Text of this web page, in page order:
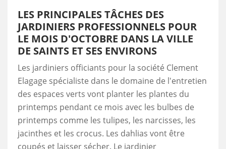
LES PRINCIPALES TÂCHES DES
JARDINIERS PROFESSIONNELS POUR
LE MOIS D'OCTOBRE DANS LA VILLE
DE SAINTS ET SES ENVIRONS
Les jardiniers officiants pour la société Clement
Elagage spécialiste dans le domaine de l'entretien
des espaces verts vont planter les plantes du
printemps pendant ce mois avec les bulbes de
printemps comme les tulipes, les narcisses, les
jacinthes et les crocus. Les dahlias vont être
coupés et laisser sécher. Le jardinier